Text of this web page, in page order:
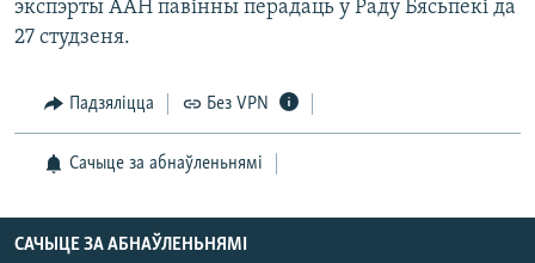
экспэрты ААН павiнны перадаць у Раду Бясьпекi да
27 студзеня.
Падзяліцца Без VPN
Сачыце за абнаўленьнямі
САЧЫЦЕ ЗА АБНАЎЛЕНЬНЯМІ